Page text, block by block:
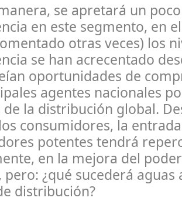
se apretará un
en este segmento, en
otras veces) los
se han acrecentado
oportunidades de
agentes nacionales
de la distribución global.
consumidores, la
potentes tendrá
en la mejora del
pero: ¿qué sucederá aguas
distribución?